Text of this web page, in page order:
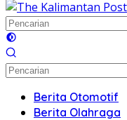
Berita Otomotif
Berita Olahraga